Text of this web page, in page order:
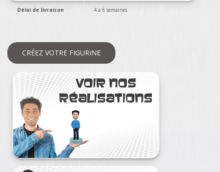
Délai de livraison 4 à 6 semaines
CRÉEZ VOTRE FIGURINE